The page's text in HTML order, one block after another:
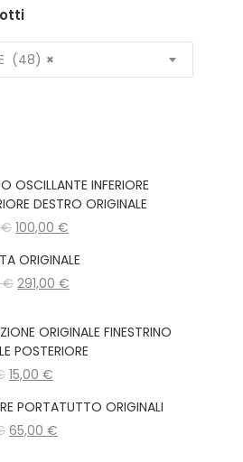
×
(48)
OSCILLANTE INFERIORE
DESTRO ORIGINALE
€ Il
originale
era:
100,00 €
attuale
è:
ORIGINALE
€ Il
era:
495,00 €.
291,00 €
è:
291,00 €.
ORIGINALE FINESTRINO
POSTERIORE
Il
originale
era:
15,00 €
attuale
è:
PORTATUTTO ORIGINALI
Il
65,00 €